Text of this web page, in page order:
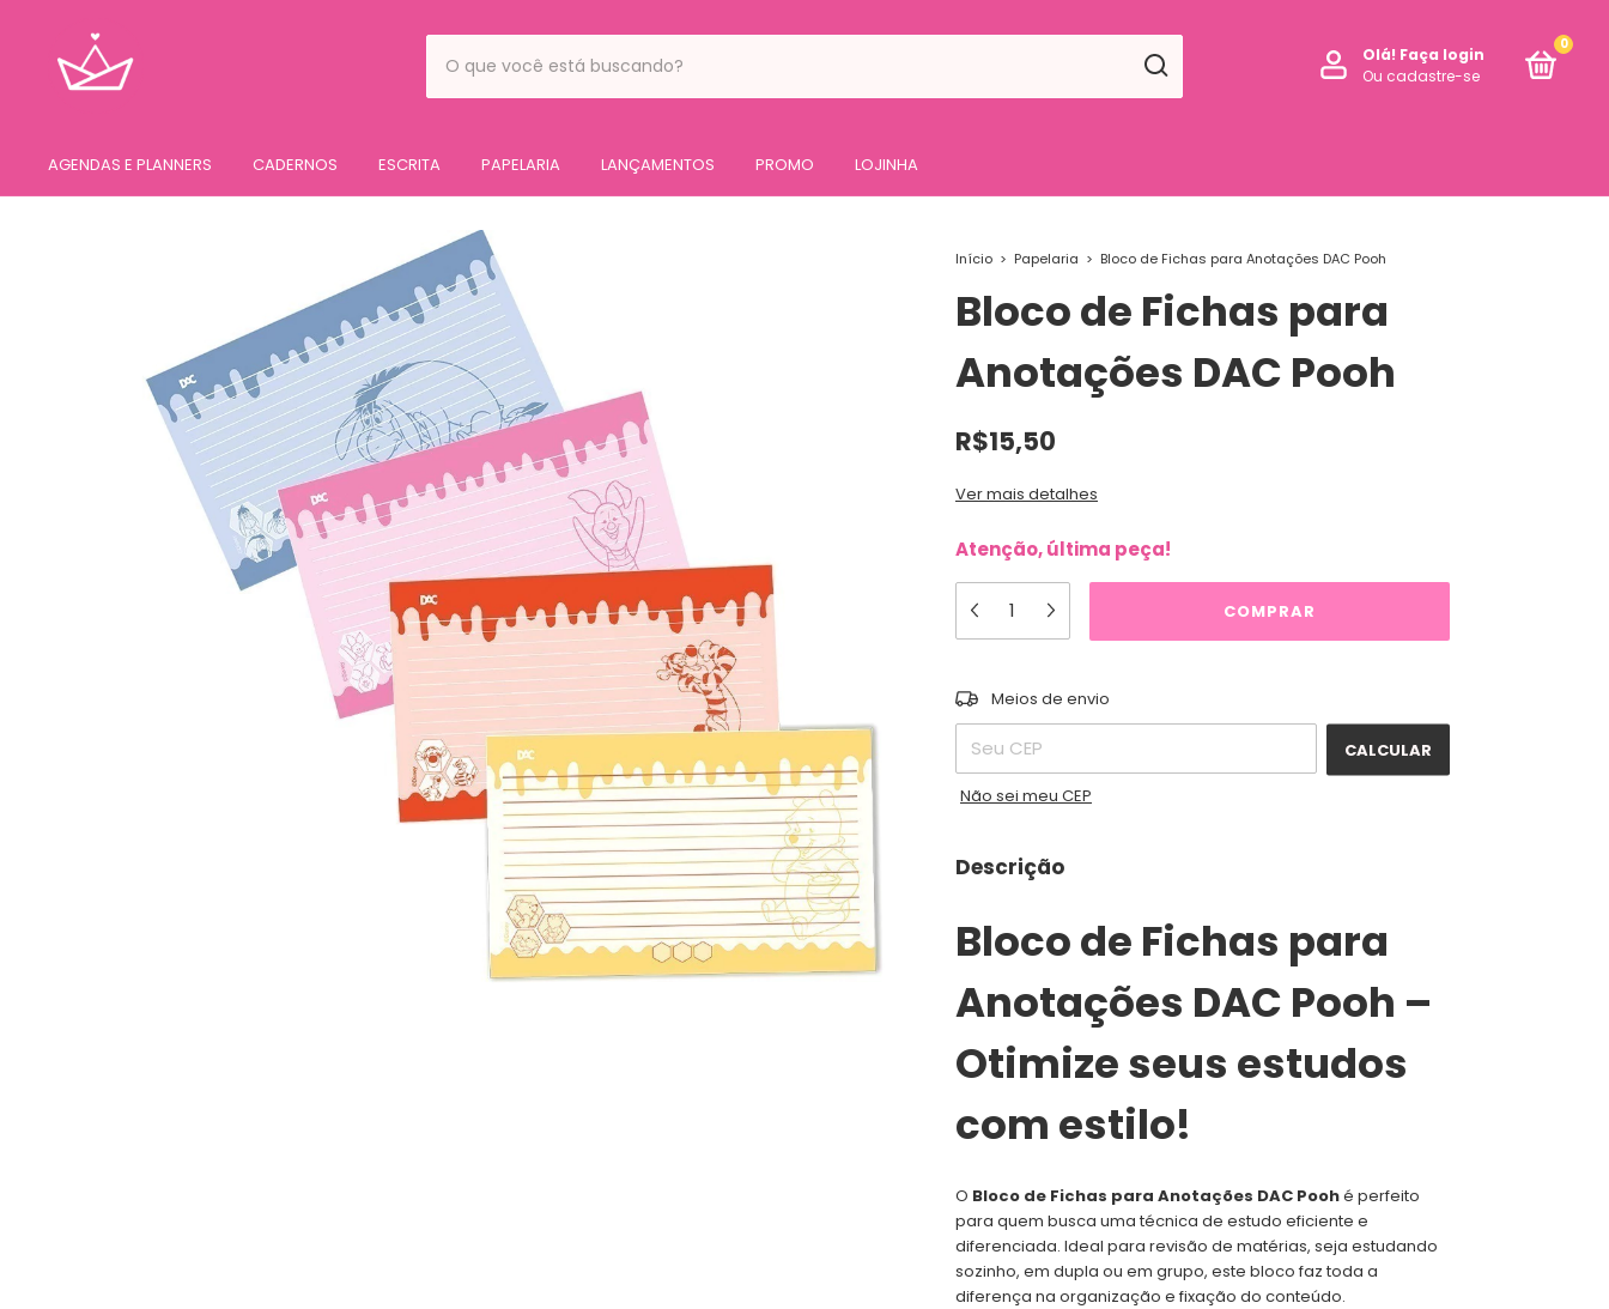
Olá! Faça login
Ou cadastre-se
0
AGENDAS E PLANNERS CADERNOS ESCRITA PAPELARIA LANÇAMENTOS PROMO LOJINHA
Início > Papelaria > Bloco de Fichas para Anotações DAC Pooh
Bloco de Fichas para
Anotações DAC Pooh
R$15,50
Ver mais detalhes
Atenção, última peça!
Entregas para o CEP:
Meios de envio
CALCULAR
Não sei meu CEP
Descrição
Bloco de Fichas para
Anotações DAC Pooh –
Otimize seus estudos
com estilo!
O Bloco de Fichas para Anotações DAC Poohé perfeito
para quem busca uma técnica de estudo eficiente e
diferenciada. Ideal para revisão de matérias, seja estudando
sozinho, em dupla ou em grupo, este bloco faz toda a
diferença na organização e fixação do conteúdo.